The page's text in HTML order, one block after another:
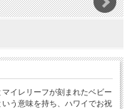
イレリーフが刻まれたベビー
う意味を持ち、ハワイでお祝